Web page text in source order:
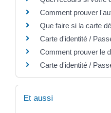
Comment prouver
Que faire si la carte
Carte d'identité /
Comment prouver le
Carte d'identité /
Et aussi